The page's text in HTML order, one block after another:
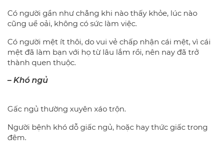
Có người gần như chẳng khi nào thấy khỏe, lúc nào
cũng uể oải, không có sức làm việc.
Có người mệt ít thôi, do vui vẻ chấp nhận cái mệt, vì cái
mệt đã làm bạn với họ từ lâu lắm rồi, nên nay đã trở
thành quen thuộc.
– Khó ngủ
Gấc ngủ thường xuyên xáo trộn.
Người bệnh khó dỗ giấc ngủ, hoặc hay thức giấc trong
đêm.